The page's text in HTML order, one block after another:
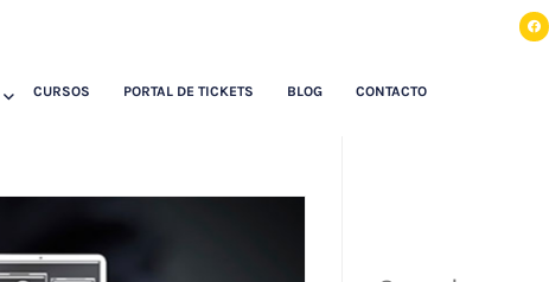
CURSOS PORTAL DE TICKETS BLOG CONTACTO